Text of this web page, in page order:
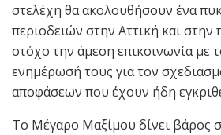
στελέχη θα ακολουθήσουν ένα
περιοδειών στην Αττική και στην
στόχο την άμεση επικοινωνία με
ενημέρωσή τους για τον
αποφάσεων που έχουν ήδη
Το Μέγαρο Μαξίμου δίνει βάρος